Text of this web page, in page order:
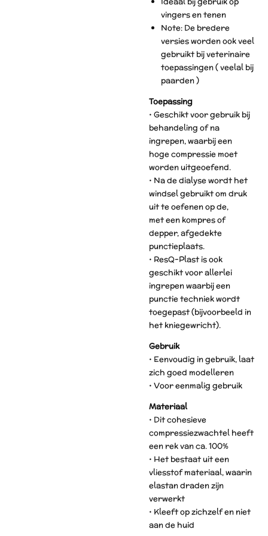
vingers en tenen
Note: De bredere
versies worden ook veel
gebruikt bij veterinaire
toepassingen ( veelal bij
paarden )
Toepassing
• Geschikt voor gebruik bij
behandeling of na
ingrepen, waarbij een
hoge compressie moet
worden uitgeoefend.
• Na de dialyse wordt het
windsel gebruikt om druk
uit te oefenen op de,
met een kompres of
depper, afgedekte
punctieplaats.
• ResQ-Plast is ook
geschikt voor allerlei
ingrepen waarbij een
punctie techniek wordt
toegepast (bijvoorbeeld in
het kniegewricht).
Gebruik
• Eenvoudig in gebruik, laat
zich goed modelleren
• Voor eenmalig gebruik
Materiaal
• Dit cohesieve
compressiezwachtel heeft
een rek van ca. 100%
• Het bestaat uit een
vliesstof materiaal, waarin
elastan draden zijn
verwerkt
• Kleeft op zichzelf en niet
aan de huid